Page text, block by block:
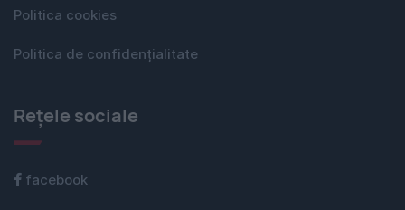
Politica cookies
Politica de confidențialitate
Rețele sociale
facebook